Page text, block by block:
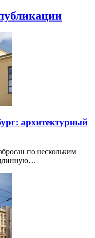
архитектурный
по нескольким
длинную…